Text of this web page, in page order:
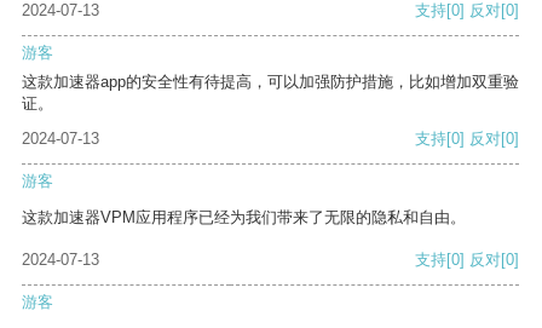
2024-07-13 支持[0] 反对[0]
游客
这款加速器app的安全性有待提高，可以加强防护措施，比如增加双重验
证。
2024-07-13
支持[0] 反对[0]
游客
这款加速器VPM应用程序已经为我们带来了无限的隐私和自由。
2024-07-13 支持[0] 反对[0]
游客